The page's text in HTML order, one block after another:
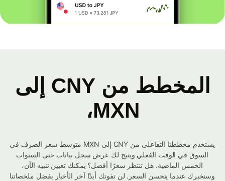
المخطط من CNY إلى
MXN،
يستخدم مخططنا التفاعلي من CNY إلى MXN متوسط ​​سعر الصرف في
السوق في الوقت الفعلي ويتيح لك عرض سجل بيانات حتى السنوات
الخمس الماضية. هل تنتظر سعرًا أفضل؟ يمكنك تعيين تنبيه الآن،
وسنخبرك عندما يتحسن السعر. لن تفوتك أبدًا آخر الأخبار بفضل ملخصاتنا